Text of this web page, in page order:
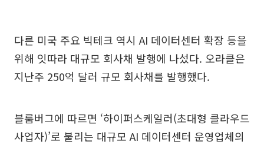
다른 미국 주요 빅테크 역시 AI 데이터센터 확장 등을
위해 잇따라 대규모 회사채 발행에 나섰다. 오라클은
지난주 250억 달러 규모 회사채를 발행했다.
블룸버그에 따르면 ‘하이퍼스케일러(초대형 클라우드
사업자)’로 불리는 대규모 AI 데이터센터 운영업체의